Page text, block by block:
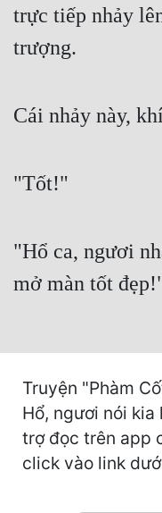
Cung Đấu
Cạnh Kỹ
Dị Giới
Dị Năng
Góc Nhìn Nữ
Huyền Huyễn
Huyền Nghi
trực tiếp nhảy
trượng.
Cái nhảy này,
"Tốt!"
"Hổ ca, ngươi
mở màn tốt
Truyện "Phàm
Hổ, ngươi nói kia
trợ đọc trên app
click vào link